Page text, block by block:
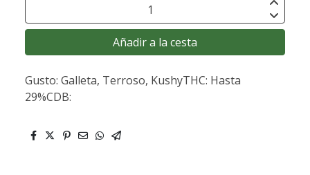
Añadir a la cesta
Gusto: Galleta, Terroso, KushyTHC: Hasta
29%CDB: